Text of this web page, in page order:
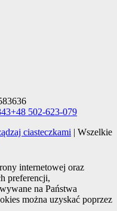
+48 502-623-079
ciasteczkami | Wszelkie
internetowej oraz
preferencji,
na Państwa
można uzyskać poprzez